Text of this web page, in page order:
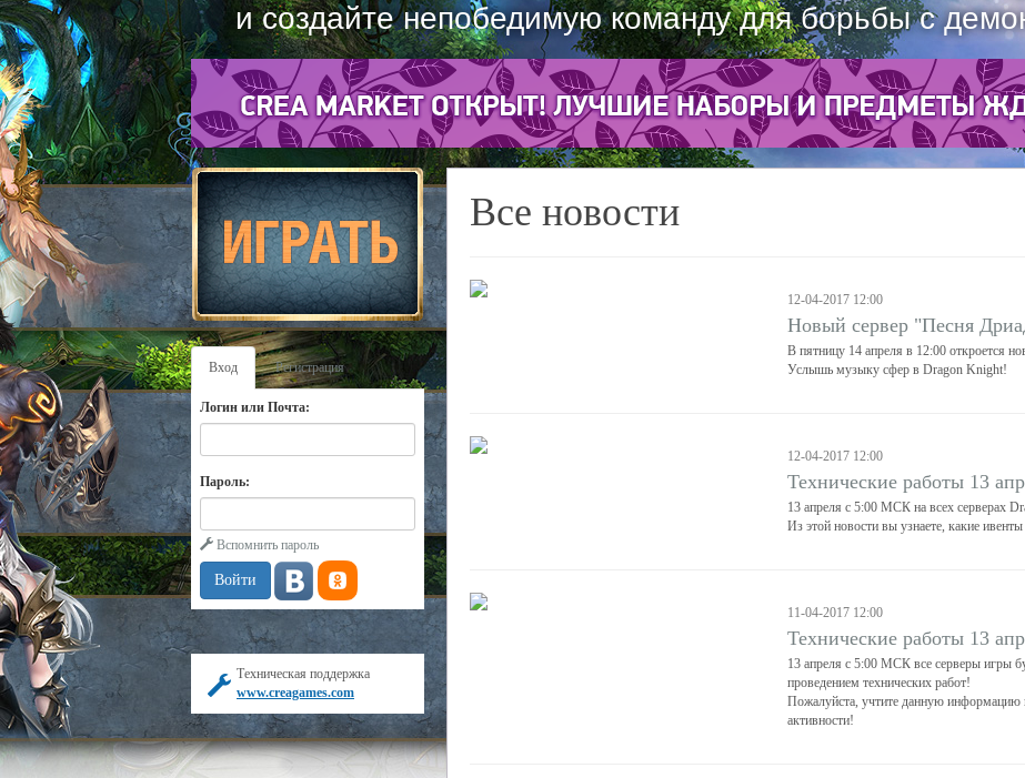
и создайте непобедимую команду для борьбы с
Вход Регистрация
Логин или Почта:
Пароль:
Вспомнить пароль
Техническая поддержка
www.creagames.com
Все новости
12-04-2017 12:00
Новый сервер "Песня
В пятницу 14 апреля в 12:00 откроется
Услышь музыку сфер в Dragon Knight!
12-04-2017 12:00
Технические работы 13
13 апреля с 5:00 МСК на всех серверах
Из этой новости вы узнаете, какие
11-04-2017 12:00
Технические работы 13
13 апреля с 5:00 МСК все серверы игры
проведением технических работ!
Пожалуйста, учтите данную информацию
активности!